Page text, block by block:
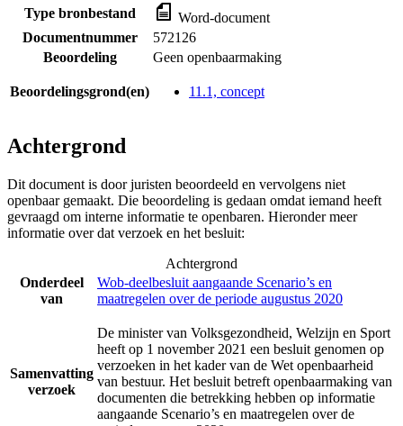
Type bronbestand
Word-document
Documentnummer
572126
Beoordeling
Geen openbaarmaking
Beoordelingsgrond(en) 11.1, concept
Achtergrond
Dit document is door juristen beoordeeld en vervolgens niet
openbaar gemaakt. Die beoordeling is gedaan omdat iemand heeft
gevraagd om interne informatie te openbaren. Hieronder meer
informatie over dat verzoek en het besluit:
Achtergrond
Onderdeel
van
Wob-deelbesluit aangaande Scenario’s en
maatregelen over de periode augustus 2020
Samenvatting
verzoek
De minister van Volksgezondheid, Welzijn en Sport
heeft op 1 november 2021 een besluit genomen op
verzoeken in het kader van de Wet openbaarheid
van bestuur. Het besluit betreft openbaarmaking van
documenten die betrekking hebben op informatie
aangaande Scenario’s en maatregelen over de